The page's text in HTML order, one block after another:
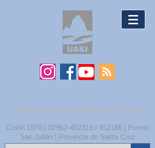
UNPA | UNIDAD ACADÉMICA SAN JULIÁN
Colón 1570 | 02962-452319 / 452186 | Puerto
San Julián | Provincia de Santa Cruz